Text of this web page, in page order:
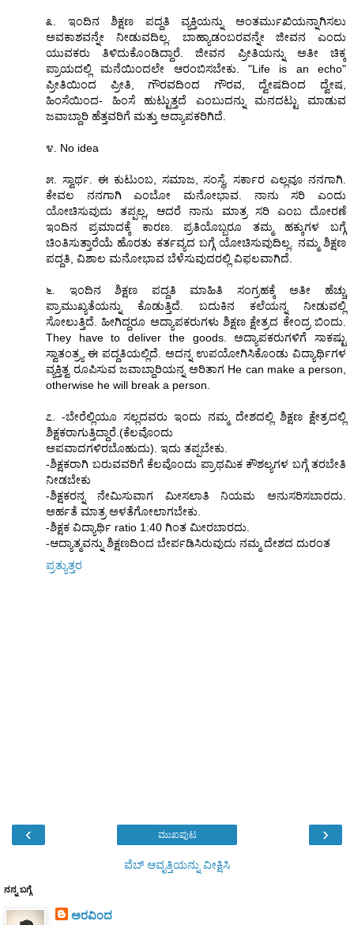
೩. ಇಂದಿನ ಶಿಕ್ಷಣ ಪದ್ದತಿ ವ್ಯಕ್ತಿಯನ್ನು ಅಂತರ್ಮುಖಿಯನ್ನಾಗಿಸಲು
ಅವಕಾಶವನ್ನೇ ನೀಡುವದಿಲ್ಲ. ಬಾಹ್ಯಾಡಂಬರವನ್ನೇ ಜೀವನ ಎಂದು
ಯುವಕರು ತಿಳಿದುಕೊಂಡಿದ್ದಾರೆ. ಜೀವನ ಪ್ರೀತಿಯನ್ನು ಅತೀ ಚಿಕ್ಕ
ಪ್ರಾಯದಲ್ಲಿ ಮನೆಯಿಂದಲೇ ಆರಂಬಿಸಬೇಕು. "Life is an echo"
ಪ್ರೀತಿಯಿಂದ ಪ್ರೀತಿ, ಗೌರವದಿಂದ ಗೌರವ, ದ್ವೇಷದಿಂದ ದ್ವೇಷ,
ಹಿಂಸೆಯಿಂದ- ಹಿಂಸೆ ಹುಟ್ಟುತ್ತದೆ ಎಂಬುದನ್ನು ಮನದಟ್ಟು ಮಾಡುವ
ಜವಾಬ್ದಾರಿ ಹೆತ್ತವರಿಗೆ ಮತ್ತು ಅದ್ಯಾಪಕರಿಗಿದೆ.
೪. No idea
೫. ಸ್ವಾರ್ಥ. ಈ ಕುಟುಂಬ, ಸಮಾಜ, ಸಂಸ್ಥೆ, ಸರ್ಕಾರ ಎಲ್ಲವೂ ನನಗಾಗಿ.
ಕೇವಲ ನನಗಾಗಿ ಎಂಬೋ ಮನೋಭಾವ. ನಾನು ಸರಿ ಎಂದು
ಯೋಚಿಸುವುದು ತಪ್ಪಲ್ಲ, ಆದರೆ ನಾನು ಮಾತ್ರ ಸರಿ ಎಂಬ ದೋರಣೆ
ಇಂದಿನ ಪ್ರಮಾದಕ್ಕೆ ಕಾರಣ. ಪ್ರತಿಯೊಬ್ಬರೂ ತಮ್ಮ ಹಕ್ಕುಗಳ ಬಗ್ಗೆ
ಚಿಂತಿಸುತ್ತಾರೆಯೆ ಹೊರತು ಕರ್ತವ್ಯದ ಬಗ್ಗೆ ಯೋಚಿಸುವುದಿಲ್ಲ. ನಮ್ಮ ಶಿಕ್ಷಣ
ಪದ್ದತಿ, ವಿಶಾಲ ಮನೋಭಾವ ಬೆಳೆಸುವುದರಲ್ಲಿ ವಿಫಲವಾಗಿದೆ.
೬. ಇಂದಿನ ಶಿಕ್ಷಣ ಪದ್ದತಿ ಮಾಹಿತಿ ಸಂಗ್ರಹಕ್ಕೆ ಅತೀ ಹೆಚ್ಚು
ಪ್ರಾಮುಖ್ಯತೆಯನ್ನು ಕೊಡುತ್ತಿದೆ. ಬದುಕಿನ ಕಲೆಯನ್ನ ನೀಡುವಲ್ಲಿ
ಸೋಲುತ್ತಿದೆ. ಹೀಗಿದ್ದರೂ ಅದ್ಯಾಪಕರುಗಳು ಶಿಕ್ಷಣ ಕ್ಷೇತ್ರದ ಕೇಂದ್ರ ಬಿಂದು.
They have to deliver the goods. ಅದ್ಯಾಪಕರುಗಳಿಗೆ ಸಾಕಷ್ಟು
ಸ್ವಾತಂತ್ರ್ಯ ಈ ಪದ್ದತಿಯಲ್ಲಿದೆ. ಅದನ್ನ ಉಪಯೋಗಿಸಿಕೊಂಡು ವಿದ್ಯಾರ್ಥಿಗಳ
ವ್ಯಕ್ತಿತ್ವ ರೂಪಿಸುವ ಜವಾಬ್ದಾರಿಯನ್ನ ಅರಿತಾಗ He can make a person,
otherwise he will break a person.
೭. -ಬೇರೆಲ್ಲಿಯೂ ಸಲ್ಲದವರು ಇಂದು ನಮ್ಮ ದೇಶದಲ್ಲಿ ಶಿಕ್ಷಣ ಕ್ಷೇತ್ರದಲ್ಲಿ
ಶಿಕ್ಷಕರಾಗುತ್ತಿದ್ದಾರೆ.(ಕೆಲವೊಂದು
ಅಪವಾದಗಳಿರಬೊಹುದು). ಇದು ತಪ್ಪಬೇಕು.
-ಶಿಕ್ಷಕರಾಗಿ ಬರುವವರಿಗೆ ಕೆಲವೊಂದು ಪ್ರಾಥಮಿಕ ಕೌಶಲ್ಯಗಳ ಬಗ್ಗೆ ತರಬೇತಿ
ನೀಡಬೇಕು
-ಶಿಕ್ಷಕರನ್ನ ನೇಮಿಸುವಾಗ ಮೀಸಲಾತಿ ನಿಯಮ ಅನುಸರಿಸಬಾರದು.
ಅರ್ಹತೆ ಮಾತ್ರ ಅಳತೆಗೋಲಾಗಬೇಕು.
-ಶಿಕ್ಷಕ ವಿದ್ಯಾರ್ಥಿ ratio 1:40 ಗಿಂತ ಮೀರಬಾರದು.
-ಆದ್ಯಾತ್ಮವನ್ನು ಶಿಕ್ಷಣದಿಂದ ಬೇರ್ಪಡಿಸಿರುವುದು ನಮ್ಮ ದೇಶದ ದುರಂತ
ಪ್ರತ್ಯುತ್ತರ
‹ ›
ಮುಖಪುಟ
ವೆಬ್‌ ಆವೃತ್ತಿಯನ್ನು ವೀಕ್ಷಿಸಿ
ನನ್ನ ಬಗ್ಗೆ
ಅರವಿಂದ